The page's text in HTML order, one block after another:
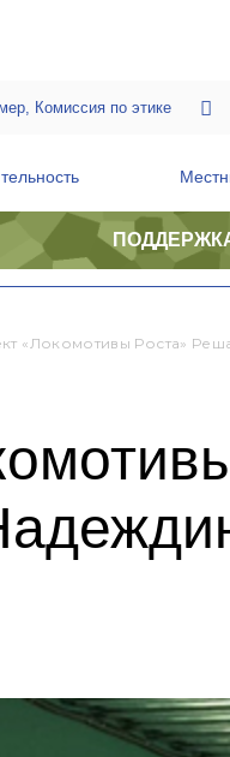
«Локомотивы Роста»